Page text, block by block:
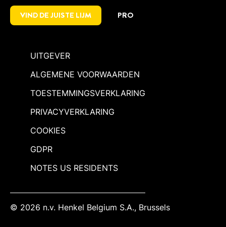
VIND DE JUISTE LIJM PRO
UITGEVER
ALGEMENE VOORWAARDEN
TOESTEMMINGSVERKLARING
PRIVACYVERKLARING
COOKIES
GDPR
NOTES US RESIDENTS
© 2026 n.v. Henkel Belgium S.A., Brussels